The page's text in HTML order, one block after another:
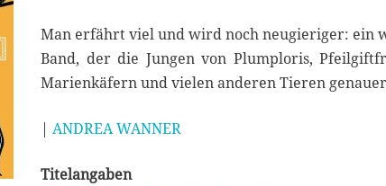
Man erfährt viel und wird noch neugieriger: ein
Band, der die Jungen von Plumploris,
Marienkäfern und vielen anderen Tieren
| ANDREA WANNER
Titelangaben